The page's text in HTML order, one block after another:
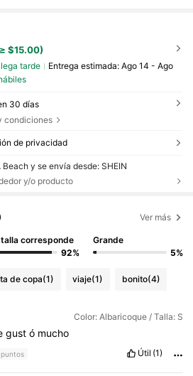
$15.00)
tarde Entrega estimada: Ago 14 - Ago
30 días
condiciones
de privacidad
y se envía desde: SHEIN
y/o producto
Ver más
talla corresponde
92%
Grande
5%
de copa(1) viaje(1) bonito(4)
Color: Albaricoque / Talla: S
gustó mucho
Útil (1)